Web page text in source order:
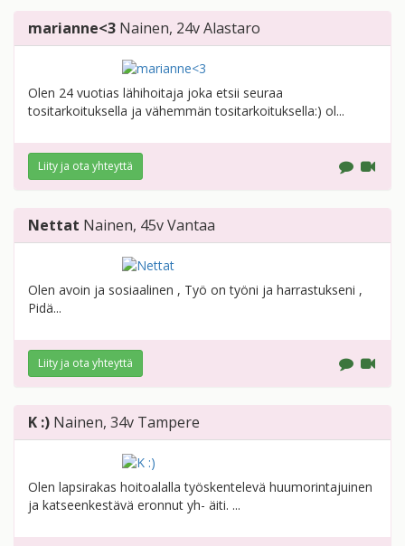
marianne<3 Nainen, 24vAlastaro
Olen 24 vuotias lähihoitaja joka etsii seuraa
tositarkoituksella ja vähemmän tositarkoituksella:) ol...
Liity ja ota yhteyttä
Nettat Nainen, 45vVantaa
Olen avoin ja sosiaalinen , Työ on työni ja harrastukseni ,
Pidä...
Liity ja ota yhteyttä
K :) Nainen, 34v Tampere
Olen lapsirakas hoitoalalla työskentelevä huumorintajuinen
ja katseenkestävä eronnut yh- äiti. ...